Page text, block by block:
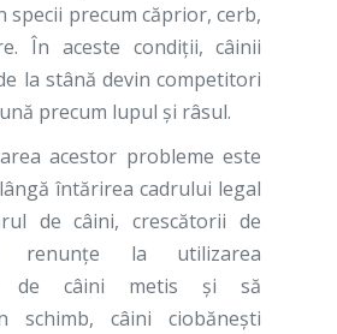
specii precum căprior, cerb,
În aceste condiţii, câinii
la stână devin competitori
precum lupul şi râsul.
acestor probleme este
întărirea cadrului legal
de câini, crescătorii de
renunţe la utilizarea
de câini metis şi să
schimb, câini ciobăneşti